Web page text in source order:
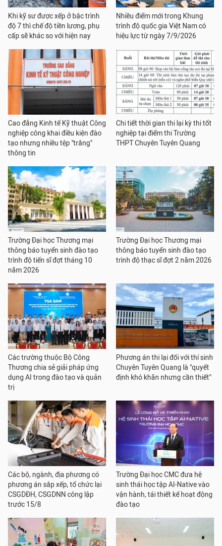
Khi kỹ sư được xếp ở bậc trình
độ 7 thì chế độ tiền lương, phụ
cấp sẽ khác so với hiện nay
Nhiều điểm mới trong Khung
trình độ quốc gia Việt Nam có
hiệu lực từ ngày 7/9/2026
Cao đẳng Kinh tế Kỹ thuật Công
nghiệp công khai điều kiện đào
tạo nhưng nhiều tệp "trắng"
thông tin
Chi tiết thời gian thi lại kỳ thi tốt
nghiệp tại điểm thi Trường
THPT Chuyên Tuyên Quang
Trường Đại học Thương mại
thông báo tuyển sinh đào tạo
trình độ tiến sĩ đợt tháng 10
năm 2026
Trường Đại học Thương mại
thông báo tuyển sinh đào tạo
trình độ thạc sĩ đợt 2 năm 2026
Các trường thuộc Bộ Công
Thương chia sẻ giải pháp ứng
dụng AI trong đào tạo và quản
trị
Phương án thi lại đối với thí sinh
Chuyên Tuyên Quang là "quyết
định khó khăn nhưng cần thiết"
Các bộ, ngành, địa phương có
phương án sắp xếp, tổ chức lại
CSGDĐH, CSGDNN công lập
trước 15/8
Trường Đại học CMC đưa hệ
sinh thái học tập AI-Native vào
vận hành, tái thiết kế hoạt động
đào tạo